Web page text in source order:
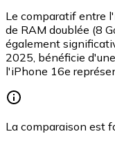
Le comparatif entre
de RAM doublée (8
également
2025, bénéficie
l'iPhone 16e
La comparaison est